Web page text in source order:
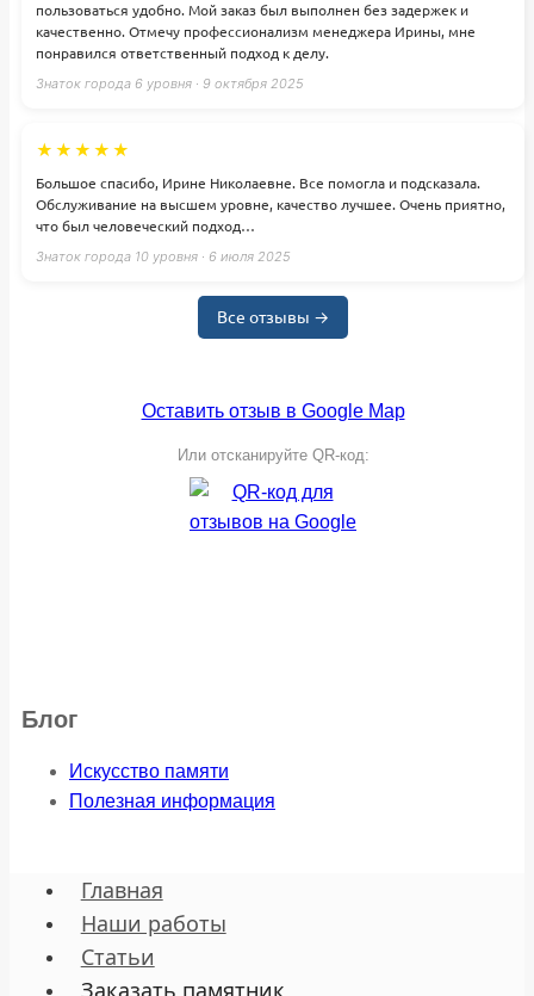
пользоваться удобно. Мой заказ был выполнен без задержек и
качественно. Отмечу профессионализм менеджера Ирины, мне
понравился ответственный подход к делу.
Знаток города 6 уровня · 9 октября 2025
★★★★★
Большое спасибо, Ирине Николаевне. Все помогла и подсказала.
Обслуживание на высшем уровне, качество лучшее. Очень приятно,
что был человеческий подход…
Знаток города 10 уровня · 6 июля 2025
Все отзывы →
Оставить отзыв в Google Map
Или отсканируйте QR-код:
Блог
Искусство памяти
Полезная информация
Главная
Наши работы
Статьи